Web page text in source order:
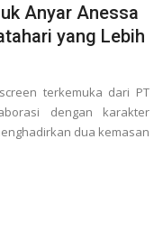
Anyar Anessa
yang Lebih
terkemuka dari PT
dengan karakter
dua kemasan